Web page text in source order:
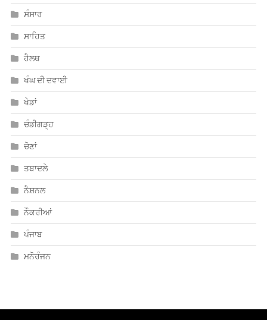
ਸੰਸਾਰ
ਸਾਹਿਤ
ਹੈਲਥ
ਖੰਘ ਦੀ ਦਵਾਈ
ਖੇਡਾਂ
ਚੰਡੀਗੜ੍ਹ
ਚੋਣਾਂ
ਤਬਾਦਲੇ
ਨੈਸ਼ਨਲ
ਨੌਕਰੀਆਂ
ਪੰਜਾਬ
ਮਨੋਰੰਜਨ